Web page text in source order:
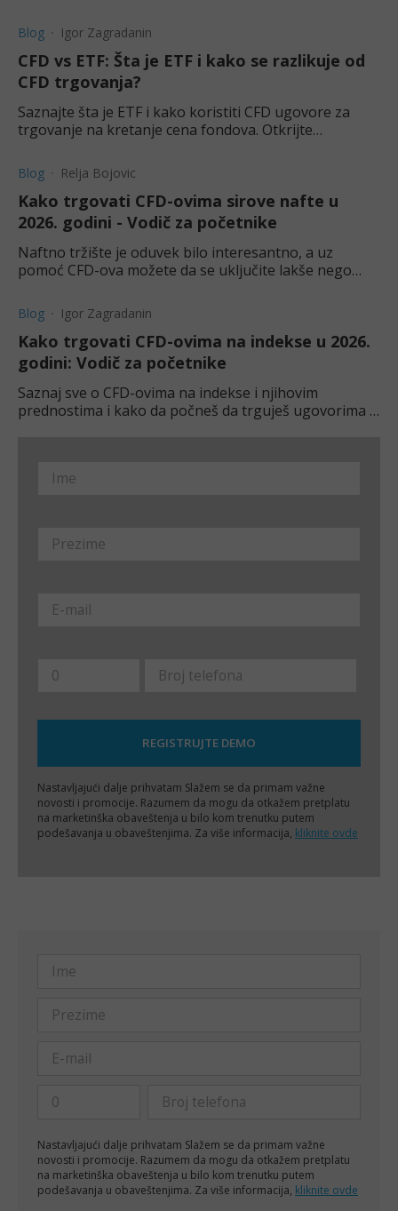
Blog Igor Zagradanin
CFD vs ETF: Šta je ETF i kako se razlikuje od
CFD trgovanja?
Saznajte šta je ETF i kako koristiti CFD ugovore za
trgovanje na kretanje cena fondova. Otkrijte
Blog Relja Bojovic
Kako trgovati CFD-ovima sirove nafte u
2026. godini - Vodič za početnike
Naftno tržište je oduvek bilo interesantno, a uz
pomoć CFD-ova možete da se uključite lakše nego
naftom.
Blog Igor Zagradanin
Kako trgovati CFD-ovima na indekse u 2026.
godini: Vodič za početnike
Saznaj sve o CFD-ovima na indekse i njihovim
prednostima i kako da počneš da trguješ ugovorima o
Nastavljajući dalje prihvatam Slažem se da primam važne
novosti i promocije. Razumem da mogu da otkažem pretplatu
na marketinška obaveštenja u bilo kom trenutku putem
podešavanja u obaveštenjima. Za više informacija, kliknite ovde
Nastavljajući dalje prihvatam Slažem se da primam važne
novosti i promocije. Razumem da mogu da otkažem pretplatu
na marketinška obaveštenja u bilo kom trenutku putem
podešavanja u obaveštenjima. Za više informacija, kliknite ovde